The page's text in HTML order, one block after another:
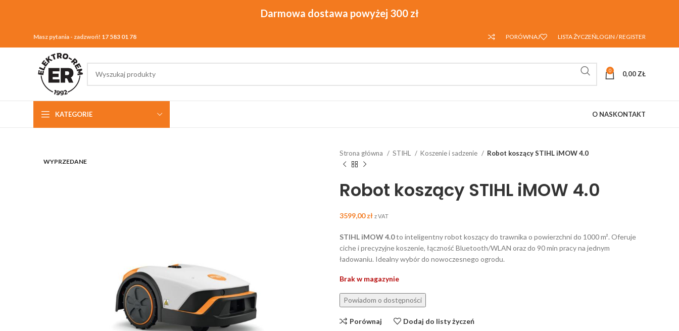
Masz pytania - zadzwoń! 17 583 01 78 PORÓWNAJ LISTA ŻYCZEŃLOGIN / REGISTER
0 0,00 ZŁ
KATEGORIE O NASKONTAKT
WYPRZEDANE
Strona główna STIHL Koszenie i sadzenie Robot koszący STIHL iMOW 4.0
Robot koszący STIHL iMOW 4.0
3599,00zł z VAT
STIHL iMOW 4.0to inteligentny robot koszący do trawnika o powierzchni do 1000 m². Oferuje
ciche i precyzyjne koszenie, łączność Bluetooth/WLAN oraz do 90 min pracy na jednym
ładowaniu. Idealny wybór do nowoczesnego ogrodu.
Brak w magazynie
Porównaj Dodaj do listy życzeń